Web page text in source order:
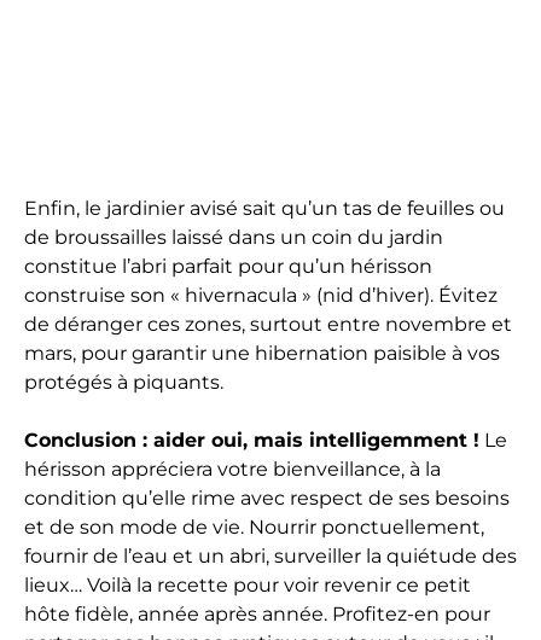
Enfin, le jardinier avisé sait qu’un tas de feuilles ou
de broussailles laissé dans un coin du jardin
constitue l’abri parfait pour qu’un hérisson
construise son « hivernacula » (nid d’hiver). Évitez
de déranger ces zones, surtout entre novembre et
mars, pour garantir une hibernation paisible à vos
protégés à piquants.
Conclusion : aider oui, mais intelligemment ! Le
hérisson appréciera votre bienveillance, à la
condition qu’elle rime avec respect de ses besoins
et de son mode de vie. Nourrir ponctuellement,
fournir de l’eau et un abri, surveiller la quiétude des
lieux… Voilà la recette pour voir revenir ce petit
hôte fidèle, année après année. Profitez-en pour